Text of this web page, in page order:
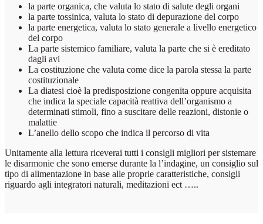
la parte organica, che valuta lo stato di salute degli organi
la parte tossinica, valuta lo stato di depurazione del corpo
la parte energetica, valuta lo stato generale a livello energetico
del corpo
La parte sistemico familiare, valuta la parte che si è ereditato
dagli avi
La costituzione che valuta come dice la parola stessa la parte
costituzionale
La diatesi cioè la predisposizione congenita oppure acquisita
che indica la speciale capacità reattiva dell’organismo a
determinati stimoli, fino a suscitare delle reazioni, distonie o
malattie
L’anello dello scopo che indica il percorso di vita
Unitamente alla lettura riceverai tutti i consigli migliori per sistemare
le disarmonie che sono emerse durante la l’indagine, un consiglio sul
tipo di alimentazione in base alle proprie caratteristiche, consigli
riguardo agli integratori naturali, meditazioni ect …..